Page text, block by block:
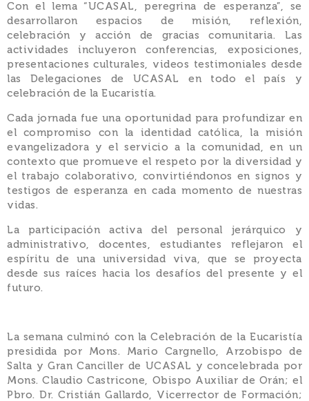
Con el lema “UCASAL, peregrina de esperanza”, se
desarrollaron espacios de misión, reflexión,
celebración y acción de gracias comunitaria. Las
actividades incluyeron conferencias, exposiciones,
presentaciones culturales, videos testimoniales desde
las Delegaciones de UCASAL en todo el país y
celebración de la Eucaristía.
Cada jornada fue una oportunidad para profundizar en
el compromiso con la identidad católica, la misión
evangelizadora y el servicio a la comunidad, en un
contexto que promueve el respeto por la diversidad y
el trabajo colaborativo, convirtiéndonos en signos y
testigos de esperanza en cada momento de nuestras
vidas.
La participación activa del personal jerárquico y
administrativo, docentes, estudiantes reflejaron el
espíritu de una universidad viva, que se proyecta
desde sus raíces hacia los desafíos del presente y el
futuro.
La semana culminó con la Celebración de la Eucaristía
presidida por Mons. Mario Cargnello, Arzobispo de
Salta y Gran Canciller de UCASAL y concelebrada por
Mons. Claudio Castricone, Obispo Auxiliar de Orán; el
Pbro. Dr. Cristián Gallardo, Vicerrector de Formación;